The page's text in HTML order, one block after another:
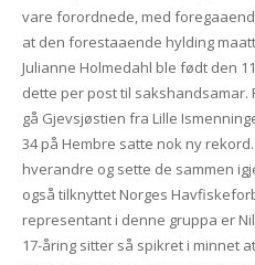
vare forordnede, med
at den forestaaende hylding
Julianne Holmedahl ble født den
dette per post til sakshandsamar.
gå Gjevsjøstien fra Lille
34 på Hembre satte nok ny
hverandre og sette de sammen
også tilknyttet Norges
representant i denne gruppa er
17-åring sitter så spikret i minnet